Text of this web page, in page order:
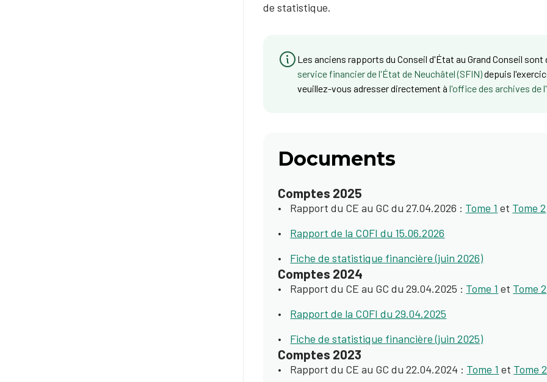
de statistique.
Les anciens rapports du Conseil d'État au Grand Conseil
service financier de l'État de Neuchâtel (SFIN)depuis
veuillez-vous adresser directement à l'office des archives de
Documents
Comptes 2025
Rapport du CE au GC du 27.04.2026 : Tome 1 et Tome 2
Rapport de la COFI du 15.06.2026
Fiche de statistique financière (juin 2026)
Comptes 2024
Rapport du CE au GC du 29.04.2025 : Tome 1 et Tome 2
Rapport de la COFI du 29.04.2025
Fiche de statistique financière (juin 2025)
Comptes 2023
Rapport du CE au GC du 22.04.2024 : Tome 1 et Tome 2